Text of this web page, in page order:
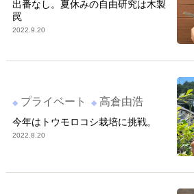
出番なし。夏休みの自由研究は木製
罠
2022.9.20
プライベート 高倉由浩
今年はトウモロコシ栽培に挑戦。
2022.8.20